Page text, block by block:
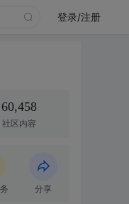
登录/注册
60,458
社区内容
分享